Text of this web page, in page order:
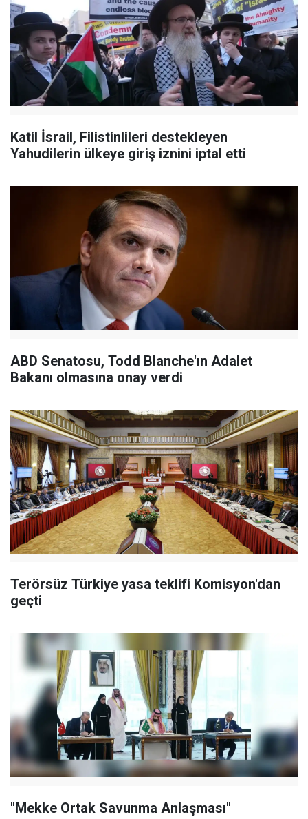
Katil İsrail, Filistinlileri destekleyen
Yahudilerin ülkeye giriş iznini iptal etti
ABD Senatosu, Todd Blanche'ın Adalet
Bakanı olmasına onay verdi
Terörsüz Türkiye yasa teklifi Komisyon'dan
geçti
"Mekke Ortak Savunma Anlaşması"